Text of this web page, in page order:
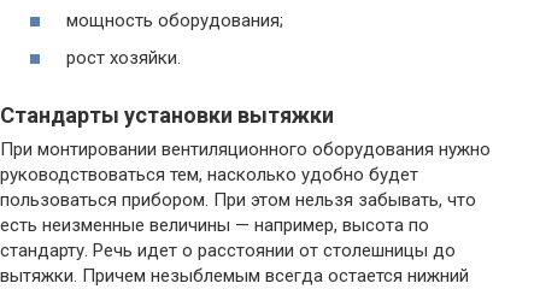
мощность оборудования;
рост хозяйки.
Стандарты установки вытяжки
При монтировании вентиляционного оборудования нужно
руководствоваться тем, насколько удобно будет
пользоваться прибором. При этом нельзя забывать, что
есть неизменные величины — например, высота по
стандарту. Речь идет о расстоянии от столешницы до
вытяжки. Причем незыблемым всегда остается нижний